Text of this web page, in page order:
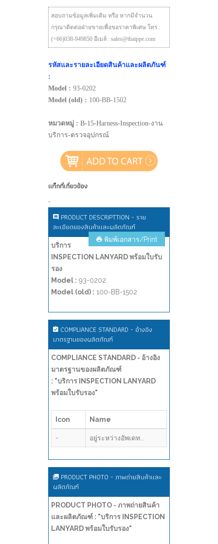
สอบถามข้อมูลเพิ่มเติม หรือ หากมีจำนวน
กรุณาติดต่อฝ่ายขายเพื่อขอราคาพิเศษ โทร :
(+66)038-949850 อีเมล์ : sales@thaippe.com
รหัสและรายละเอียดสินค้าและผลิตภันฑ์
:
Model : 93-0202
Model (old) : 100-BB-1502
หมวดหมู่ : B-15-Harness-Inspection-งาน
บริการ-ตรวจอุปกรณ์
แท็กที่เกี่ยวข้อง
-
PRODUCT DESCRIPTTION - ราย
ละเอียดของสินค้าและผลิตภัณฑ์
พิมพ์เอกสาร/Print
บริการ
INSPECTION LANYARD พร้อมใบรับ
รอง
Model : 93-0202
Model (old) : 100-BB-1502
COMPLIANCE STANDARD - อ้างอิง
มาตรฐานของผลิตภัณฑ์
COMPLIANCE STANDARD - อ้างอิง
มาตรฐานของผลิตภัณฑ์
: "บริการ INSPECTION LANYARD
พร้อมใบรับรอง"
Icon Name
- อยู่ระหว่างอัพเดท...
PRODUCT PHOTO - ภาพถ่ายสินค้าและ
ผลิตภัณฑ์
PRODUCT PHOTO - ภาพถ่ายสินค้า
และผลิตภัณฑ์ : "บริการ INSPECTION
LANYARD พร้อมใบรับรอง"